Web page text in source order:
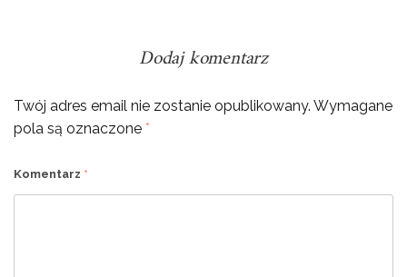
Dodaj komentarz
Twój adres email nie zostanie opublikowany. Wymagane
pola są oznaczone *
Komentarz *